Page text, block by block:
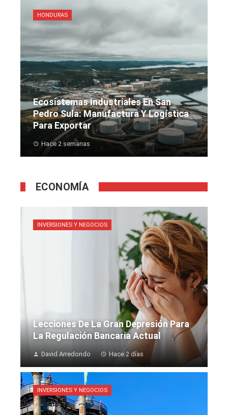
HONDURAS
Ecosistemas Industriales En San
Pedro Sula: Manufactura Y Logística
Para Exportar
Hace 2 semanas
ECONOMÍA
INVERSIONES Y NEGOCIOS
Lecciones De La Gran Depresión Para
La Regulación Bancaria Actual
David Arredondo Hace 2 días
INVERSIONES Y NEGOCIOS